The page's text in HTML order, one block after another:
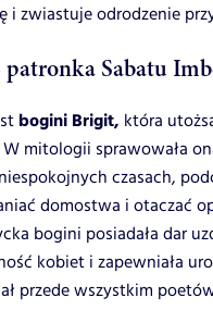
i zwiastuje odrodzenie
Sabatu
bogini Brigit, która
W mitologii sprawowała
czasach,
domostwa i otaczać
bogini posiadała dar
kobiet i zapewniała
przede wszystkim